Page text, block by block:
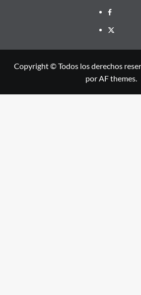
Facebook
X
Copyright © Todos los derechos
por AF themes.